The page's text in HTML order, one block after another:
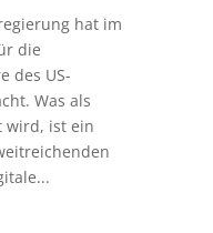
hat im
die
des US-
Was als
wird, ist ein